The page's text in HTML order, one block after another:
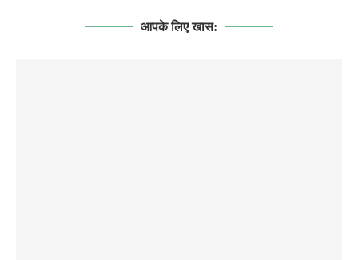
आपके लिए खास: